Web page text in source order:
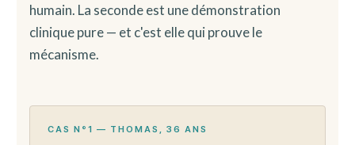
humain. La seconde est une démonstration
clinique pure — et c'est elle qui prouve le
mécanisme.
CAS N°1 — THOMAS, 36 ANS